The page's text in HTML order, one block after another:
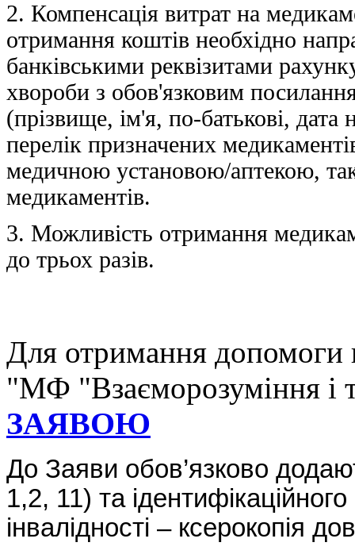
2. Компенсація витрат на
отримання коштів необхідно
банківськими реквізитами
хвороби з обов'язковим
(прізвище, ім'я, по-батькові,
перелік призначених
медичною установою/аптекою,
медикаментів.
3. Можливість отримання
до трьох разів.
Для отримання допомоги
"МФ "Взаєморозуміння і
ЗАЯВОЮ
До Заяви обов’язково
1,2, 11) та
інвалідності – ксерокопія